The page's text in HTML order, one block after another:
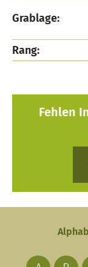
Grablage:
Rang:
Fehlen